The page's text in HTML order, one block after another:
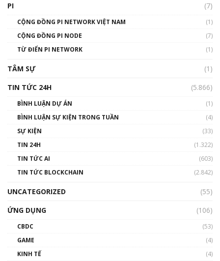
Talkshow 14: MemeCoin – Trò đùa tỷ đô
01:29:26
PI (7)
CỘNG ĐỒNG PI NETWORK VIỆT NAM
(1)
CỘNG ĐỒNG PI NODE
(7)
TỪ ĐIỂN PI NETWORK
(1)
TÂM SỰ
(1)
TIN TỨC 24H
(5.866)
BÌNH LUẬN DỰ ÁN
(1)
BÌNH LUẬN SỰ KIỆN TRONG TUẦN
(4)
SỰ KIỆN
(33)
TIN 24H
(1.322)
TIN TỨC AI
(603)
TIN TỨC BLOCKCHAIN
(2.842)
UNCATEGORIZED
(55)
ỨNG DỤNG
(106)
CBDC
(53)
GAME
(4)
KINH TẾ
(4)